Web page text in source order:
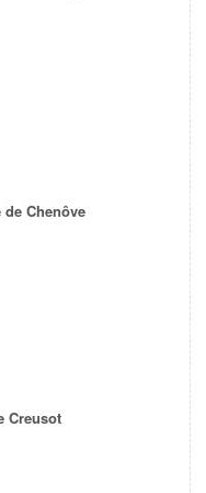
Chenôve
Creusot